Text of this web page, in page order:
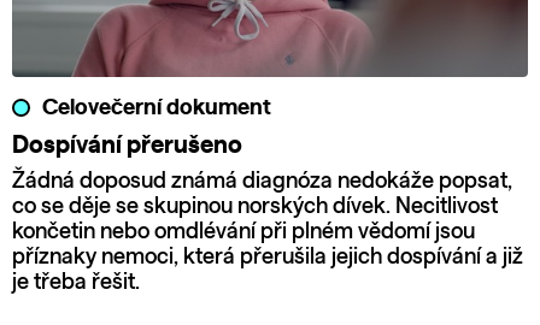
Celovečerní dokument
Dospívání přerušeno
Žádná doposud známá diagnóza nedokáže popsat,
co se děje se skupinou norských dívek. Necitlivost
končetin nebo omdlévání při plném vědomí jsou
příznaky nemoci, která přerušila jejich dospívání a již
je třeba řešit.